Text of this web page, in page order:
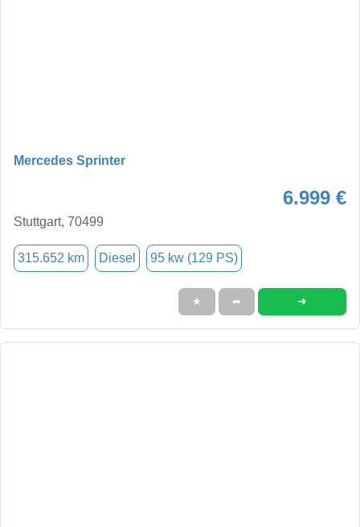
Mercedes Sprinter
6.999 €
Stuttgart, 70499
315.652 km Diesel 95 kw (129 PS)
★ ➦ ➜